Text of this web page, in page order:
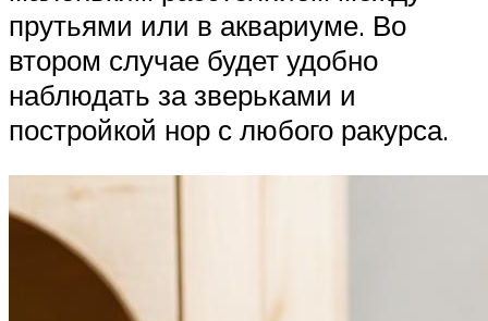
прутьями или в аквариуме. Во
втором случае будет удобно
наблюдать за зверьками и
постройкой нор с любого ракурса.